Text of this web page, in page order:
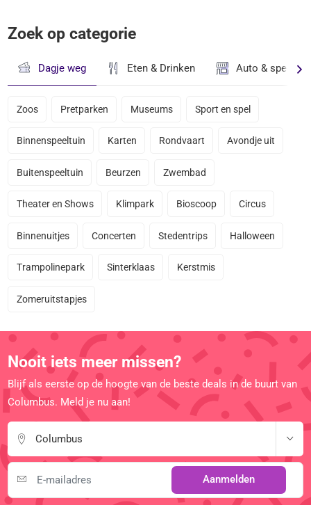
Zoek op categorie
Dagje weg Eten & Drinken Auto &
Zoos Pretparken Museums Sport en spel
Binnenspeeltuin Karten Rondvaart Avondje uit
Buitenspeeltuin Beurzen Zwembad
Theater en Shows Klimpark Bioscoop Circus
Binnenuitjes Concerten Stedentrips Halloween
Trampolinepark Sinterklaas Kerstmis
Zomeruitstapjes
Nooit iets meer missen?
Blijf als eerste op de hoogte van de beste deals in de buurt van
Columbus. Meld je nu aan!
Columbus
Aanmelden